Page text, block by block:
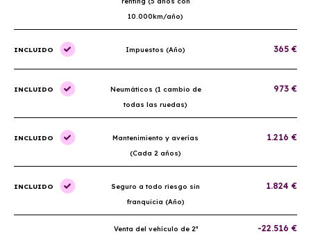
10.000km/año)
INCLUIDO Impuestos (Año) 365 €
INCLUIDO
Neumáticos (1 cambio de
todas las ruedas)
973 €
INCLUIDO
Mantenimiento y averías
(Cada 2 años)
1.216 €
INCLUIDO
Seguro a todo riesgo sin
franquicia (Año)
1.824 €
Venta del vehículo de 2ª
-22.516 €